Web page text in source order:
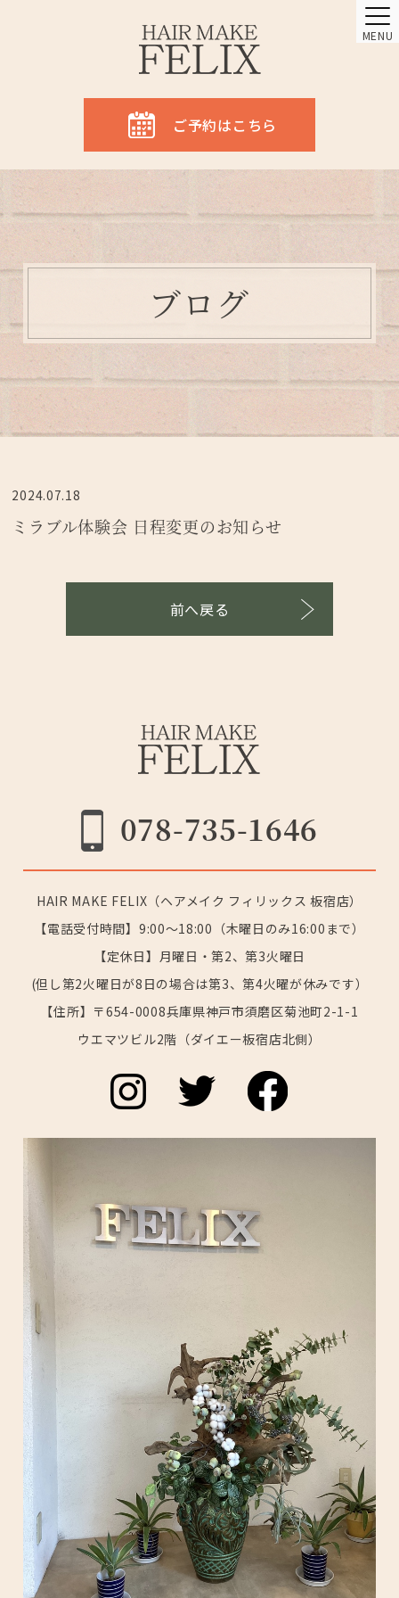
MENU
ご予約はこちら
ブログ
2024.07.18
ミラブル体験会 日程変更のお知らせ
前へ戻る
078-735-1646
HAIR MAKE FELIX（ヘアメイク フィリックス 板宿店）
【電話受付時間】9:00～18:00（木曜日のみ16:00まで）
【定休日】月曜日・第2、第3火曜日
(但し第2火曜日が8日の場合は第3、第4火曜が休みです）
【住所】〒654-0008兵庫県神戸市須磨区菊池町2-1-1
ウエマツビル2階（ダイエー板宿店北側）